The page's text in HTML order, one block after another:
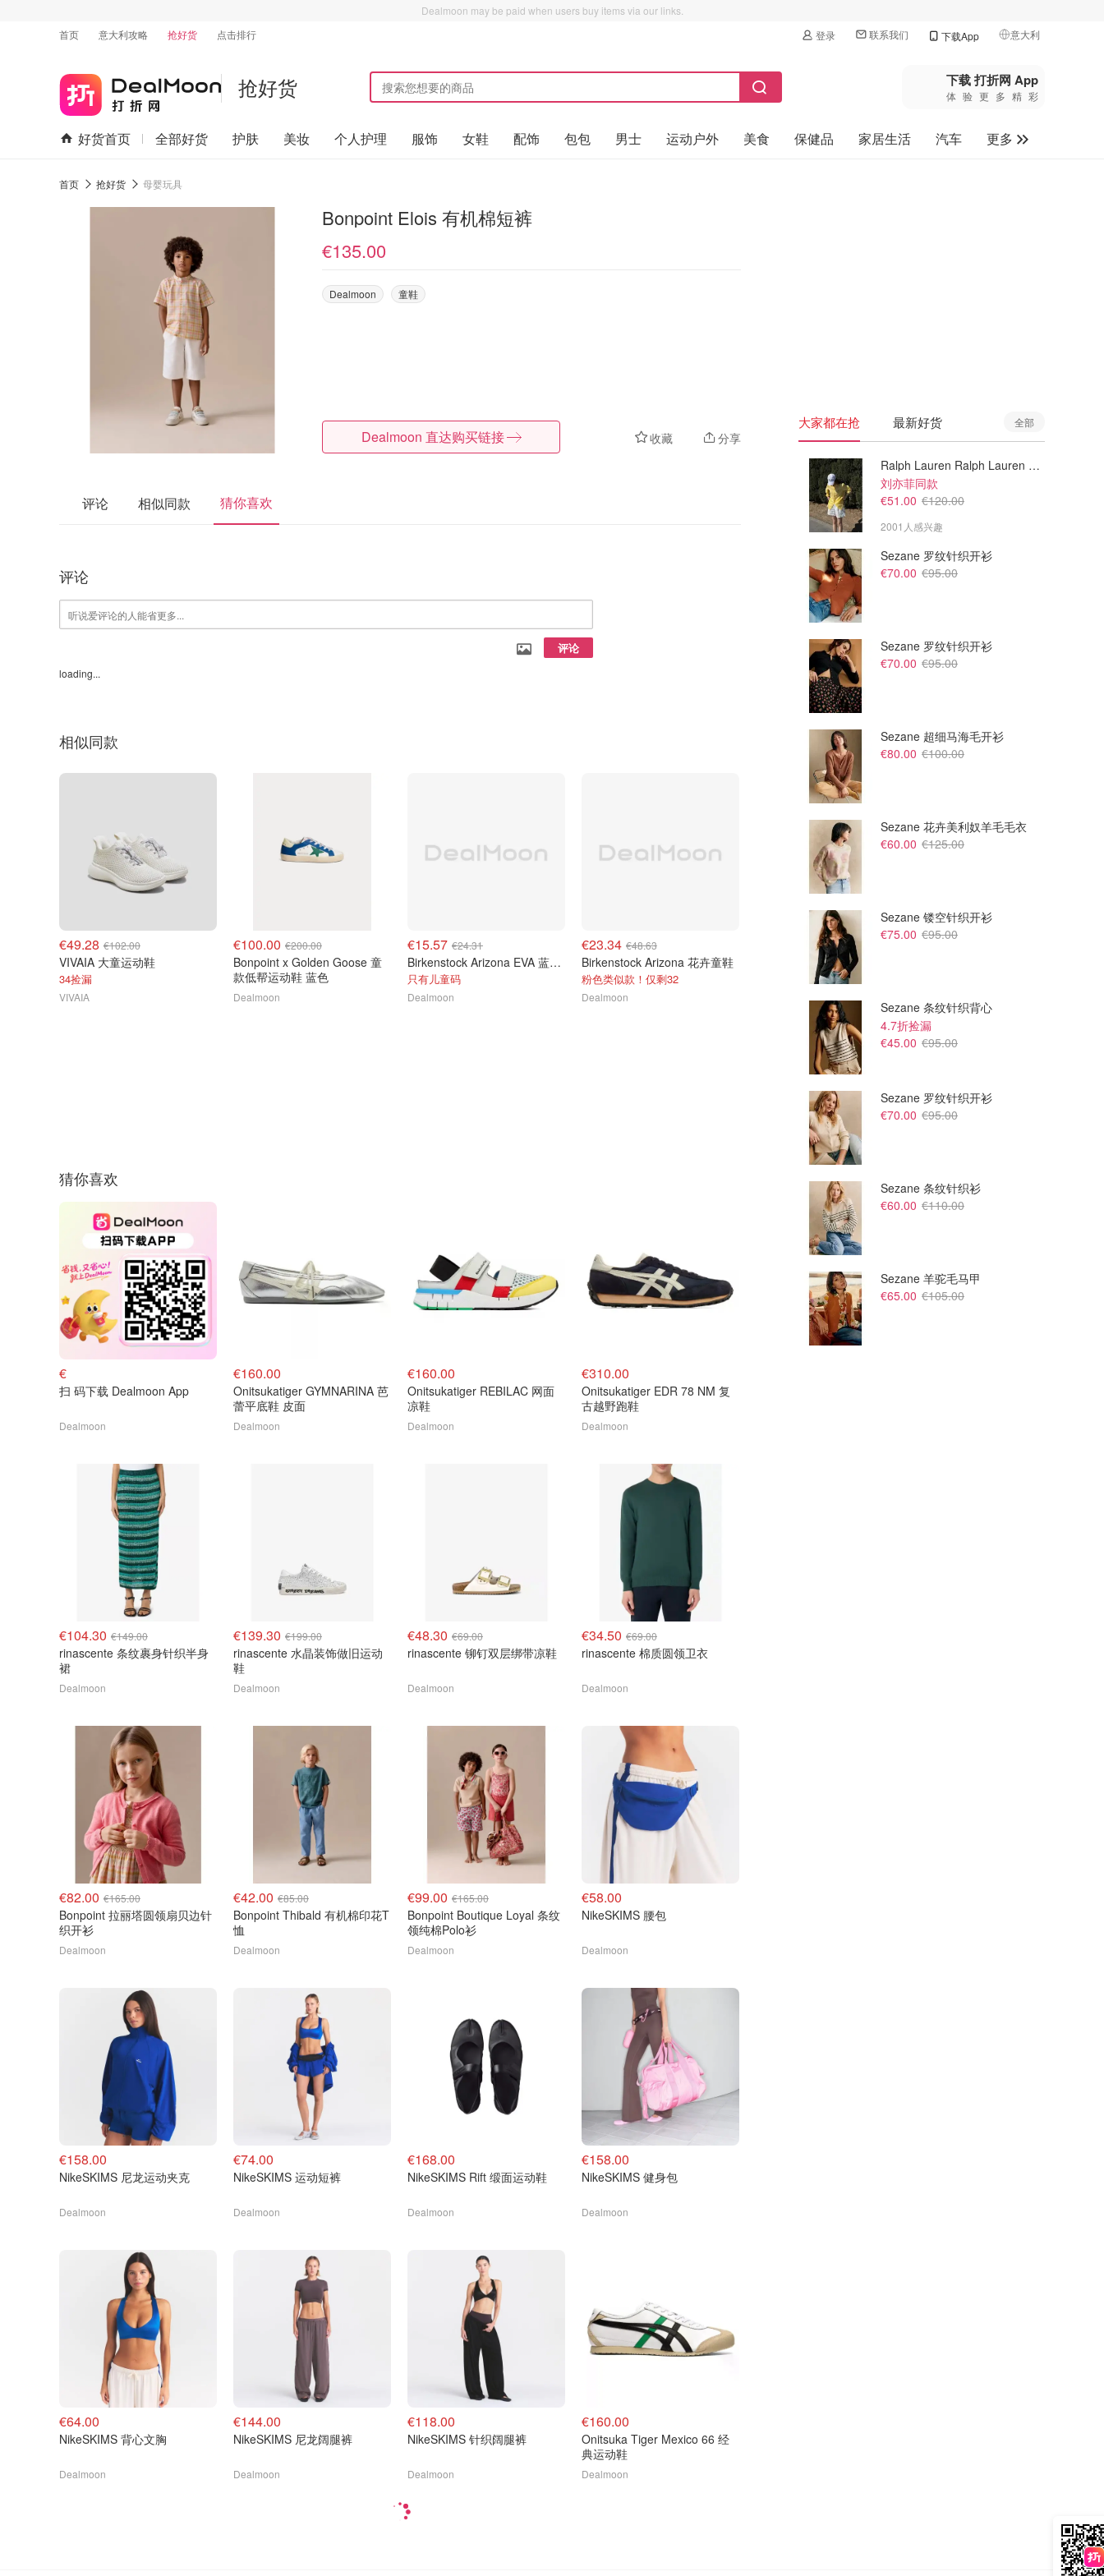
Dealmoon may be paid when users buy items via our links.
首页
意大利攻略 抢好货 点击排行 登录 联系我们 下载App 意大利
🇺🇸美国
🇨🇳中国
🇨🇦加拿大
抢好货 下载 打折网 App
体验更多精彩
好货首页 全部好货 护肤 美妆 个人护理 服饰 女鞋 配饰 包包 男士 运动户外 美食 保健品 家居生活 汽车
更多
首页 抢好货 母婴玩具
Bonpoint Elois 有机棉短裤
€135.00
Dealmoon 童鞋
收藏 分享
Dealmoon 直达购买链接
评论 相似同款 猜你喜欢
评论
评论
loading...
相似同款
€49.28 €102.00
VIVAIA 大童运动鞋
34捡漏
VIVAIA
€100.00 €200.00
Bonpoint x Golden Goose 童
款低帮运动鞋 蓝色
Dealmoon
€15.57 €24.31
Birkenstock Arizona EVA 蓝色童款
只有儿童码
Dealmoon
€23.34 €48.63
Birkenstock Arizona 花卉童鞋
粉色类似款！仅剩32
Dealmoon
€195.00
OFF WHITE Off-White
Diagonal卫衣长裤 黑色
€
猜你喜欢
€
扫 码下载 Dealmoon App
Dealmoon
€160.00
Onitsukatiger GYMNARINA 芭
蕾平底鞋 皮面
Dealmoon
€160.00
Onitsukatiger REBILAC 网面
凉鞋
Dealmoon
€310.00
Onitsukatiger EDR 78 NM 复
古越野跑鞋
Dealmoon
€104.30 €149.00
rinascente 条纹裹身针织半身
裙
Dealmoon
€139.30 €199.00
rinascente 水晶装饰做旧运动
鞋
Dealmoon
€48.30 €69.00
rinascente 铆钉双层绑带凉鞋
Dealmoon
€34.50 €69.00
rinascente 棉质圆领卫衣
Dealmoon
€82.00 €165.00
Bonpoint 拉丽塔圆领扇贝边针
织开衫
Dealmoon
€42.00 €85.00
Bonpoint Thibald 有机棉印花T
恤
Dealmoon
€99.00 €165.00
Bonpoint Boutique Loyal 条纹
领纯棉Polo衫
Dealmoon
€58.00
NikeSKIMS 腰包
Dealmoon
€158.00
NikeSKIMS 尼龙运动夹克
Dealmoon
€74.00
NikeSKIMS 运动短裤
Dealmoon
€168.00
NikeSKIMS Rift 缎面运动鞋
Dealmoon
€158.00
NikeSKIMS 健身包
Dealmoon
€64.00
NikeSKIMS 背心文胸
Dealmoon
€144.00
NikeSKIMS 尼龙阔腿裤
Dealmoon
€118.00
NikeSKIMS 针织阔腿裤
Dealmoon
€160.00
Onitsuka Tiger Mexico 66 经
典运动鞋
Dealmoon
大家都在抢 最新好货 全部
Ralph Lauren Ralph Lauren 男童亚麻衬衫
刘亦菲同款
€51.00 €120.00
2001人感兴趣
Sezane 罗纹针织开衫
€70.00 €95.00
Sezane 罗纹针织开衫
€70.00 €95.00
Sezane 超细马海毛开衫
€80.00 €100.00
Sezane 花卉美利奴羊毛毛衣
€60.00 €125.00
Sezane 镂空针织开衫
€75.00 €95.00
Sezane 条纹针织背心
4.7折捡漏
€45.00 €95.00
Sezane 罗纹针织开衫
€70.00 €95.00
Sezane 条纹针织衫
€60.00 €110.00
Sezane 羊驼毛马甲
€65.00 €105.00